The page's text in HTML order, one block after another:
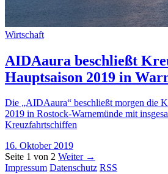
Wirtschaft
AIDAaura beschließt
Hauptsaison 2019 in
Die „AIDAaura“ beschließt morgen die
2019 in Rostock-Warnemünde mit
Kreuzfahrtschiffen
16. Oktober 2019
Seite 1 von 2 Weiter →
Impressum Datenschutz RSS